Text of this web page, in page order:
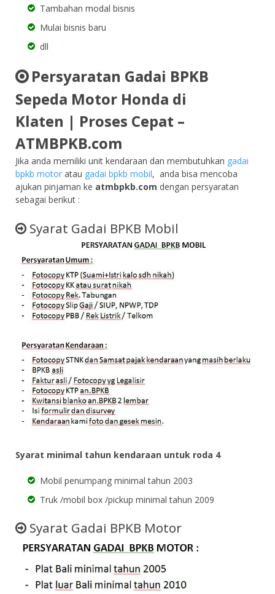
Tambahan modal bisnis
Mulai bisnis baru
dll
Persyaratan Gadai BPKB
Sepeda Motor Honda di
Klaten | Proses Cepat –
ATMBPKB.com
Jika anda memiliki unit kendaraan dan membutuhkan gadai
bpkb motor atau gadai bpkb mobil, anda bisa mencoba
ajukan pinjaman ke atmbpkb.com dengan persyaratan
sebagai berikut :
Syarat Gadai BPKB Mobil
Syarat minimal tahun kendaraan untuk roda 4
Mobil penumpang minimal tahun 2003
Truk /mobil box /pickup minimal tahun 2009
Syarat Gadai BPKB Motor